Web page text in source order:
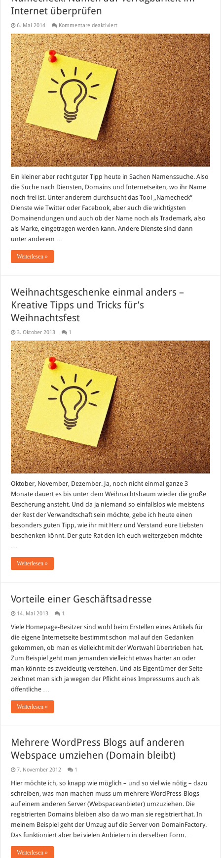
Internet überprüfen
6. Mai 2014 Kommentare deaktiviertfür
Namen
auf
Verfügbarkeit
im
Internet
überprüfen
Ein kleiner aber recht guter Tipp heute in Sachen Namenssuche. Also
die Suche nach Diensten, Domains und Internetseiten, wo ihr Name
noch frei ist. Unter anderem durchsucht das Tool „Namecheck“
Dienste wie Twitter oder Facebook, aber auch die wichtigsten
Domainendungen und auch ob der Name noch als Trademark, also
als Marke, eingetragen werden kann. Andere Dienste sind dann
unter anderem …
Weiterlesen »
Weihnachtsgeschenke einmal anders –
Kreative Tipps und Tricks für’s
Weihnachtsfest
3. Oktober 2013 1
Oktober, November, Dezember. Ja, noch nicht einmal ganze 3
Monate dauert es bis unter dem Weihnachtsbaum wieder die große
Bescherung ansteht. Und da ja niemand so einfallslos wie meistens
der Rest der Verwandtschaft sein möchte, gebe ich heute einen
besonders guten Tipp, wie ihr mit Herz und Verstand eure Liebsten
beschenken könnt. Der gute Rat den ich euch weitergeben möchte
Weiterlesen »
Vorteile einer Geschäftsadresse
14. Mai 2013 1
Viele Homepage-Besitzer sind wohl beim Erstellen eines Artikels für
die eigene Internetseite bestimmt schon mal auf den Gedanken
gekommen, ob man es vielleicht mit der Wortwahl übertrieben hat.
Zum Beispiel geht man jemanden vielleicht etwas härter an oder
man könnte es zweideutig verstehen. Und als Eigentümer der Seite
zeichnet man sich ja wegen der Pflicht eines Impressums auch als
öffentliche …
Weiterlesen »
Mehrere WordPress Blogs auf anderen
Webspace umziehen (Domain bleibt)
7. November 2012 1
Hier möchte ich, so knapp wie möglich – und so viel wie nötig – dazu
schreiben, was man machen muss um mehrere WordPress-Blogs
auf einem anderen Server (Webspaceanbieter) umzuziehen. Die
registrierten Domains bleiben also da wo man sie registriert hat. In
meinem Beispiel geht der Umzug auf die Server von DomainFactory.
Das funktioniert aber bei vielen Anbietern in derselben Form. …
Weiterlesen »